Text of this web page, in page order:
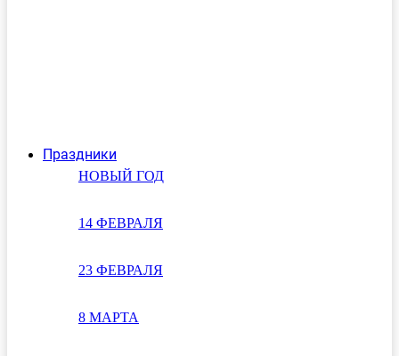
Праздники
НОВЫЙ ГОД
14 ФЕВРАЛЯ
23 ФЕВРАЛЯ
8 МАРТА